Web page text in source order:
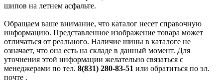
шипов на летнем асфальте.
Обращаем ваше внимание, что каталог несет справочную
информацию. Представленное изображение товара может
отличаться от реального. Наличие шины в каталоге не
означает, что она есть на складе в данный момент. Для
уточнения этой информации желательно связаться с
менеджерами по тел. 8(831) 280-83-51 или обратиться по эл.
почте .